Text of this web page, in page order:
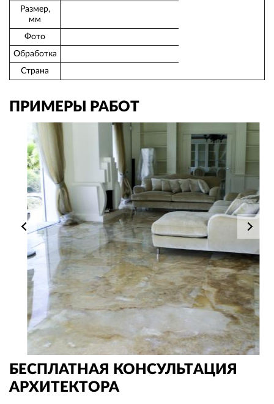
Размер,
мм
Фото
Обработка
Страна
ПРИМЕРЫ РАБОТ
БЕСПЛАТНАЯ КОНСУЛЬТАЦИЯ
АРХИТЕКТОРА